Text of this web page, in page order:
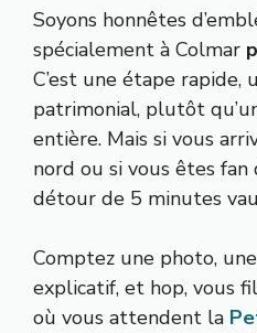
Soyons honnêtes
spécialement à Colmar
C’est une étape rapide,
patrimonial, plutôt
entière. Mais si vous
nord ou si vous êtes
détour de 5 minutes
Comptez une photo,
explicatif, et hop, vous
où vous attendent la